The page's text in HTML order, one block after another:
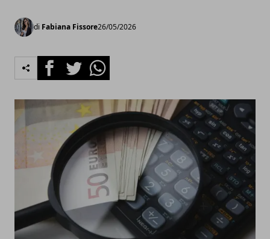
di Fabiana Fissore26/05/2026
FacebookTwitterWhatsapp